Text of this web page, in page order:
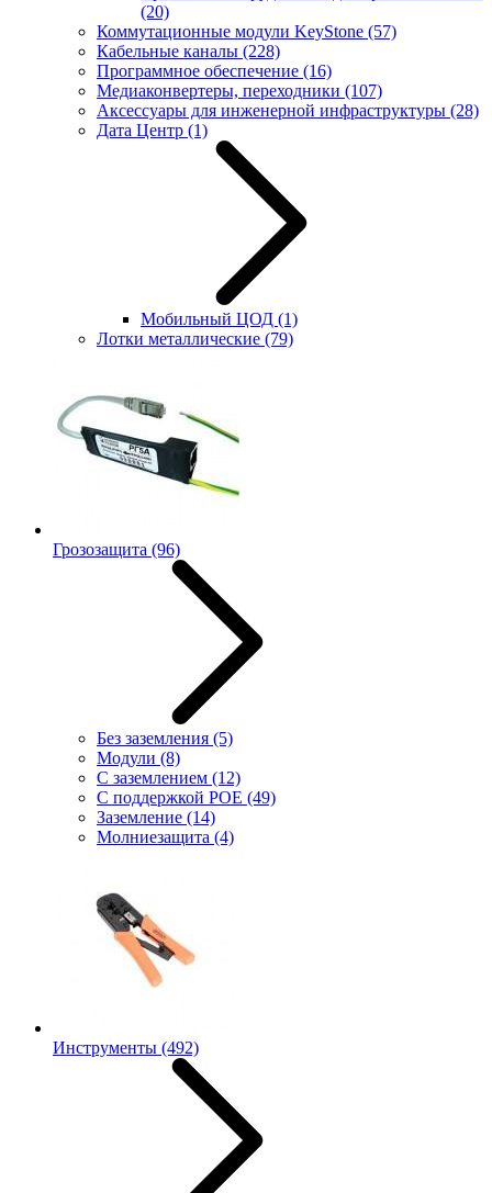
(20)
Коммутационные модули KeyStone (57)
Кабельные каналы (228)
Программное обеспечение (16)
Медиаконвертеры, переходники (107)
Аксессуары для инженерной инфраструктуры (28)
Дата Центр (1)
Мобильный ЦОД (1)
Лотки металлические (79)
Грозозащита (96)
Без заземления (5)
Модули (8)
С заземлением (12)
С поддержкой POE (49)
Заземление (14)
Молниезащита (4)
Инструменты (492)